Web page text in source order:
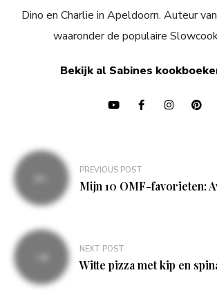
Dino en Charlie in Apeldoorn. Auteur
waaronder de populaire
Bekijk al Sabines
Bericht
navigatie
PREVIOUS POST
Mijn 10 OMF-favorieten:
NEXT POST
Witte pizza met kip en